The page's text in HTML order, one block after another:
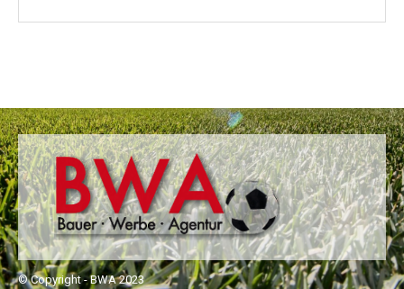
© Copyright - BWA 2023